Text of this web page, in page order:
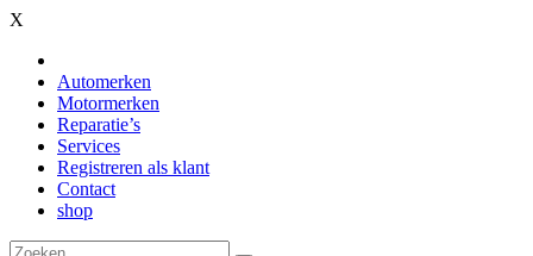
X
Automerken
Motormerken
Reparatie’s
Services
Registreren als klant
Contact
shop